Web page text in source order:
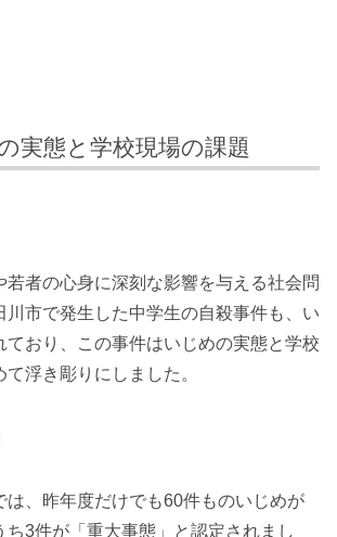
実態と学校現場の課題
若者の心身に深刻な影響を与える社会問
川市で発生した中学生の自殺事件も、い
ており、この事件はいじめの実態と学校
浮き彫りにしました。
は、昨年度だけでも60件ものいじめが
ち3件が「重大事態」と認定されまし